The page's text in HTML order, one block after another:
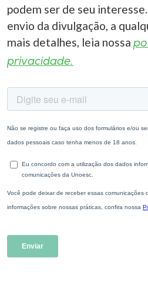
podem ser de seu
envio da divulgação, a
mais detalhes, leia nossa
privacidade.